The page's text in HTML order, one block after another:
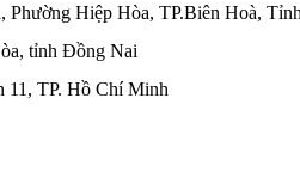
Hiệp Hòa, TP.Biên Hoà,
tỉnh Đồng Nai
11, TP. Hồ Chí Minh